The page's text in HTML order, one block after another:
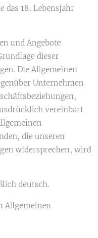
das 18. Lebensjahr
und Angebote
dieser
Die Allgemeinen
Unternehmen
vereinbart
die unseren
widersprechen, wird
deutsch.
Allgemeinen